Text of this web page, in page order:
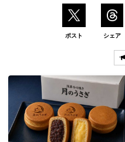
ポスト シェア